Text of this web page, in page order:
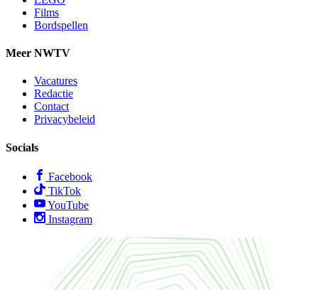
Films
Bordspellen
Meer NWTV
Vacatures
Redactie
Contact
Privacybeleid
Socials
Facebook
TikTok
YouTube
Instagram